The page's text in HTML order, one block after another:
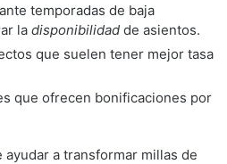
temporadas de baja
la disponibilidad de asientos.
que suelen tener mejor tasa
que ofrecen bonificaciones por
ayudar a transformar millas de